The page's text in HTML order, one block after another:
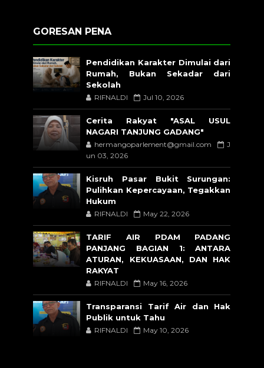
GORESAN PENA
Pendidikan Karakter Dimulai dari
Rumah, Bukan Sekadar dari
Sekolah
RIFNALDI Jul 10, 2026
Cerita Rakyat "ASAL USUL
NAGARI TANJUNG GADANG"
hermangoparlement@gmail.com
J
un 03, 2026
Kisruh Pasar Bukit Surungan:
Pulihkan Kepercayaan, Tegakkan
Hukum
RIFNALDI May 22, 2026
TARIF AIR PDAM PADANG
PANJANG BAGIAN 1: ANTARA
ATURAN, KEKUASAAN, DAN HAK
RAKYAT
RIFNALDI May 16, 2026
Transparansi Tarif Air dan Hak
Publik untuk Tahu
RIFNALDI May 10, 2026